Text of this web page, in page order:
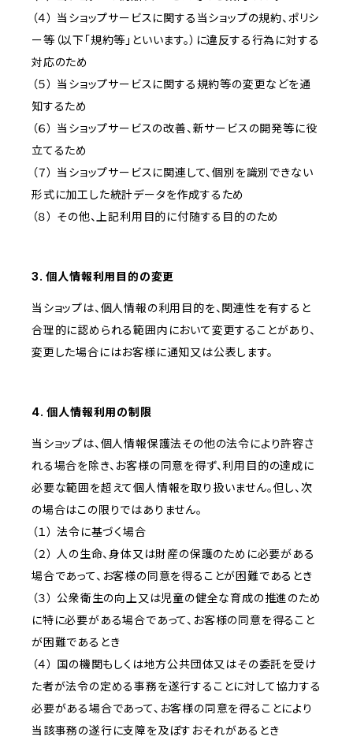
（４） 当ショップサービスに関する当ショップの規約、ポリシ
ー等（以下「規約等」といいます。）に違反する行為に対する
対応のため
（５） 当ショップサービスに関する規約等の変更などを通
知するため
（６） 当ショップサービスの改善、新サービスの開発等に役
立てるため
（７） 当ショップサービスに関連して、個別を識別できない
形式に加工した統計データを作成するため
（８） その他、上記利用目的に付随する目的のため
3. 個人情報利用目的の変更
当ショップは、個人情報の利用目的を、関連性を有すると
合理的に認められる範囲内において変更することがあり、
変更した場合にはお客様に通知又は公表します。
4. 個人情報利用の制限
当ショップは、個人情報保護法その他の法令により許容さ
れる場合を除き、お客様の同意を得ず、利用目的の達成に
必要な範囲を超えて個人情報を取り扱いません。但し、次
の場合はこの限りではありません。
（１） 法令に基づく場合
（２） 人の生命、身体又は財産の保護のために必要がある
場合であって、お客様の同意を得ることが困難であるとき
（３） 公衆衛生の向上又は児童の健全な育成の推進のため
に特に必要がある場合であって、お客様の同意を得ること
が困難であるとき
（４） 国の機関もしくは地方公共団体又はその委託を受け
た者が法令の定める事務を遂行することに対して協力する
必要がある場合であって、お客様の同意を得ることにより
当該事務の遂行に支障を及ぼすおそれがあるとき